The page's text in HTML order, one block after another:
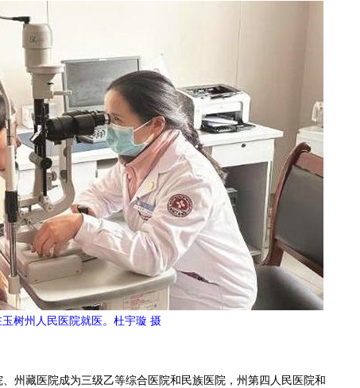
树州人民医院就医。杜宇璇 摄
州藏医院成为三级乙等综合医院和民族医院，州第四人民医院和